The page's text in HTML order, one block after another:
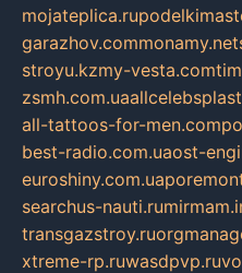
mojateplica.ru
garazhov.commonamy.net
stroyu.kzmy-vesta.com
zsmh.com.ua
all-tattoos-for-men.com
best-radio.com.uaost-
euroshiny.com.ua
searchus-nauti.ru
transgazstroy.ru
xtreme-rp.ruwasdpvp.ru